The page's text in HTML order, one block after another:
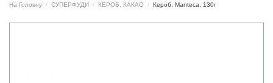
На Головну СУПЕРФУДИ КЕРОБ, КАКАО Кероб, Manteca, 130г